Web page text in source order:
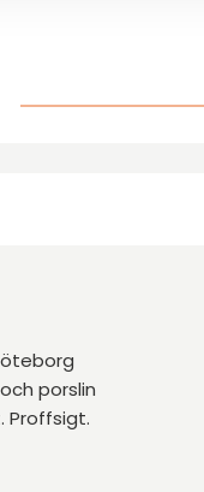
porslin
Proffsigt.